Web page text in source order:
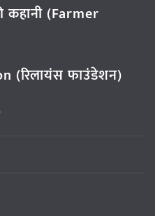
कहानी (Farmer
(रिलायंस फाउंडेशन)